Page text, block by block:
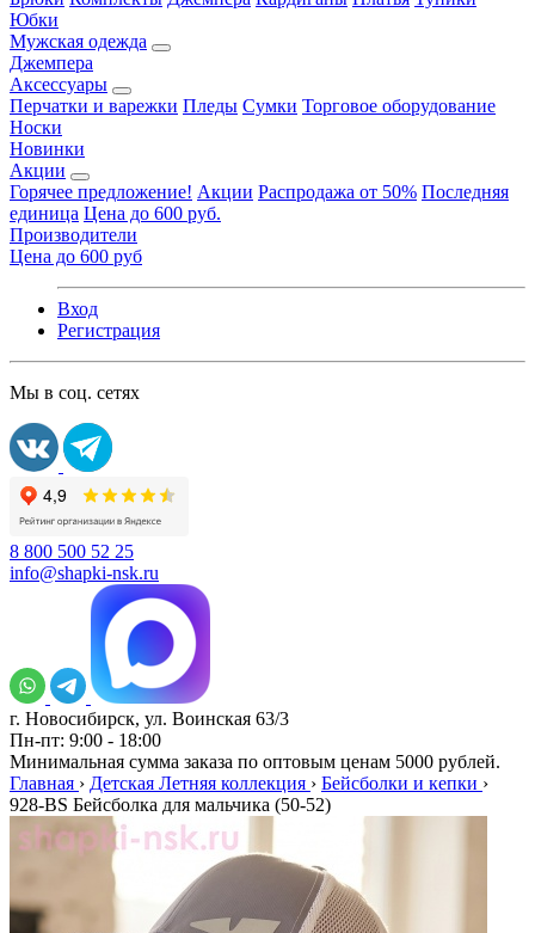
Юбки
Мужская одежда
Джемпера
Аксессуары
Перчатки и варежки Пледы Сумки Торговое оборудование
Носки
Новинки
Акции
Горячее предложение! Акции Распродажа от 50% Последняя
единица Цена до 600 руб.
Производители
Цена до 600 руб
Вход
Регистрация
Мы в соц. сетях
8 800 500 52 25
info@shapki-nsk.ru
г. Новосибирск, ул. Воинская 63/3
Пн-пт: 9:00 - 18:00
Минимальная сумма заказа по оптовым ценам 5000 рублей.
Главная › Детская Летняя коллекция › Бейсболки и кепки ›
928-BS Бейсболка для мальчика (50-52)